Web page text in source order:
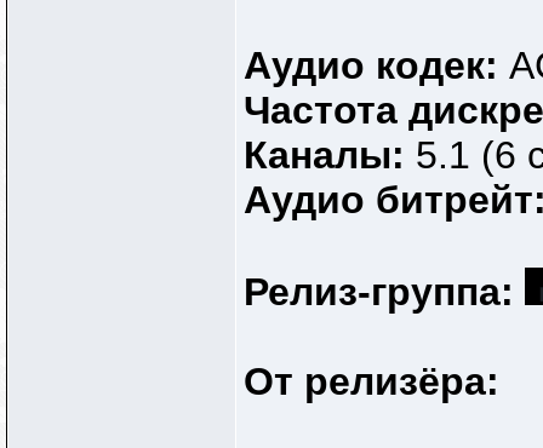
Аудио кодек:
Частота
Каналы: 5.1 (6
Аудио
Релиз-группа:
От релизёра: